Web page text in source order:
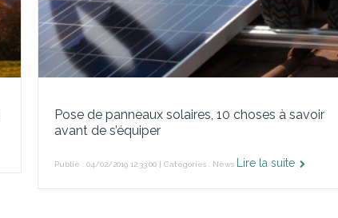
Pose de panneaux solaires, 10 choses à savoir
avant de s’équiper
Publié : 04/02/2019 12:33:00 | Catégories : News Lire la suite